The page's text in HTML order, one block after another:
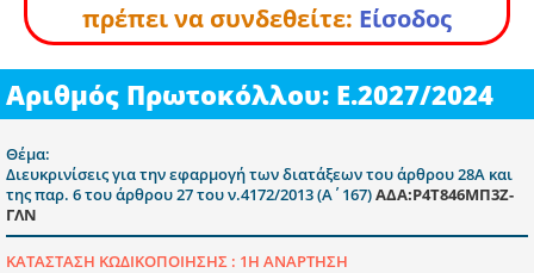
πρέπει να συνδεθείτε: Είσοδος
Αριθμός Πρωτοκόλλου: Ε.2027/2024
Θέμα:
Διευκρινίσεις για την εφαρμογή των διατάξεων του άρθρου 28Α και
της παρ. 6 του άρθρου 27 του ν.4172/2013 (Α΄167)ΑΔΑ:Ρ4Τ846ΜΠ3Ζ-
ΓΛΝ
ΚΑΤΑΣΤΑΣΗ ΚΩΔΙΚΟΠΟΙΗΣΗΣ : 1Η ΑΝΑΡΤΗΣΗ